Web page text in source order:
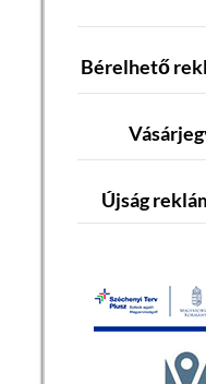
Bérelhető
Újság